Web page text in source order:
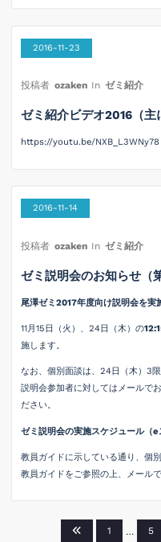
2016-11-23
投稿者 ozaken In ゼミ紹介
ゼミ紹介ビデオ2016（主
https://youtu.be/NXB_L3WNy78
2016-11-14
投稿者 ozaken In ゼミ紹介
ゼミ説明会のお知らせ（
尾澤ゼミ2017年度向け説明会を実
11月15日（火）、24日（木）の
施します。
なお、個別面談は、24日（木）3
説明会参加者に対してはメールで
ださい。
ゼミ説明会の実施スケジュール（e
教員ガイドに示している通り、個
教員ガイドをご参照の上、メール
投
1 … 5